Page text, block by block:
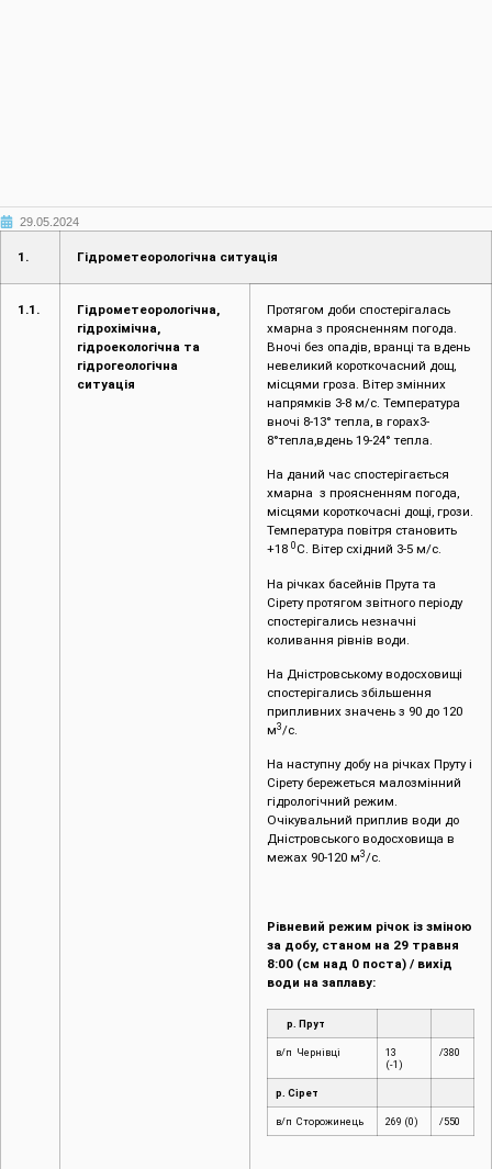
29.05.2024
1. Гідрометеорологічна ситуація
1.1.
Гідрометеорологічна,
гідрохімічна,
гідроекологічна та
гідрогеологічна
ситуація
Протягом доби спостерігалась
хмарна з проясненням погода.
Вночі без опадів, вранці та вдень
невеликий короткочасний дощ,
місцями гроза. Вітер змінних
напрямків 3-8 м/с. Температура
вночі 8-13° тепла, в горах3-
8°тепла,вдень 19-24° тепла.
На даний час спостерігається
хмарна з проясненням погода,
місцями короткочасні дощі, грози.
Температура повітря становить
+18 0 С. Вітер східний 3-5 м/с.
На річках басейнів Прута та
Сірету протягом звітного періоду
спостерігались незначні
коливання рівнів води.
На Дністровському водосховищі
спостерігались збільшення
припливних значень з 90 до 120
м3/с.
На наступну добу на річках Пруту і
Сірету бережеться малозмінний
гідрологічний режим.
Очікувальний приплив води до
Дністровського водосховища в
межах 90-120 м3/с.
Рівневий режим річок із зміною
за добу, станом на 29 травня
8:00 (см над 0 поста) / вихід
води на заплаву:
р. Прут
в/п Чернівці
13
(-1)
/380
р. Сірет
в/п Сторожинець 269 (0) /550